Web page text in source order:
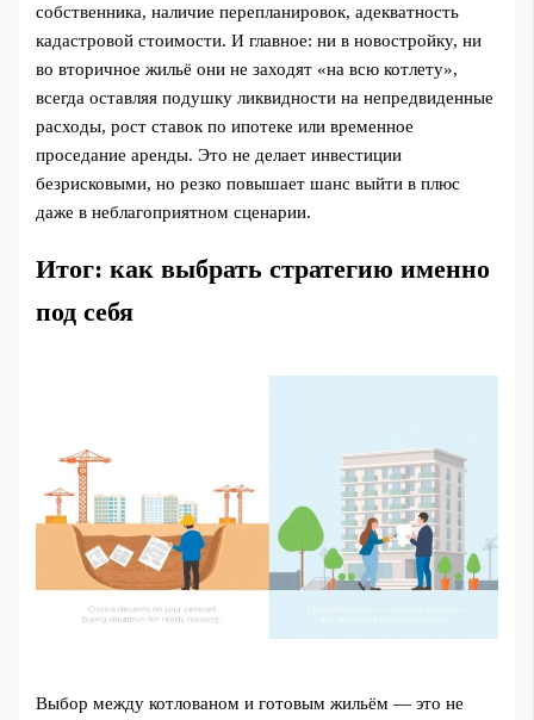
собственника, наличие перепланировок, адекватность
кадастровой стоимости. И главное: ни в новостройку, ни
во вторичное жильё они не заходят «на всю котлету»,
всегда оставляя подушку ликвидности на непредвиденные
расходы, рост ставок по ипотеке или временное
проседание аренды. Это не делает инвестиции
безрисковыми, но резко повышает шанс выйти в плюс
даже в неблагоприятном сценарии.
Итог: как выбрать стратегию именно
под себя
Выбор между котлованом и готовым жильём — это не